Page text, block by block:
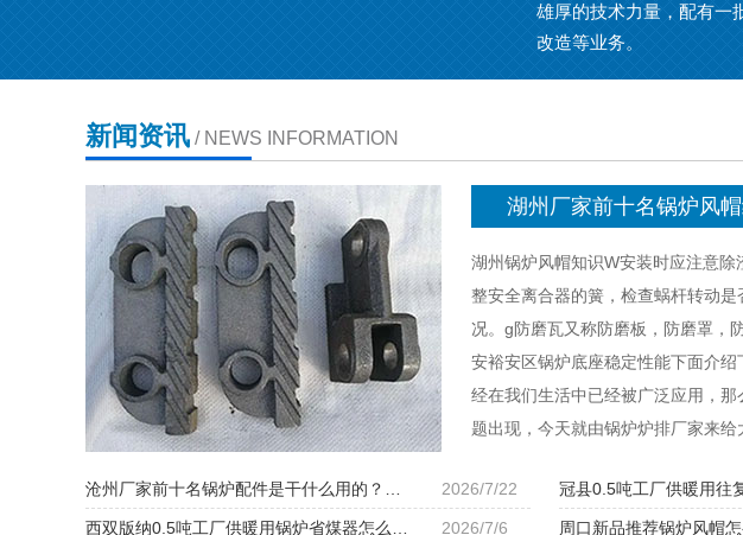
雄厚的技术力量，配有一
改造等业务。
新闻资讯 / NEWS INFORMATION
湖州厂家前十名锅炉风
湖州锅炉风帽知识W安装时应注意
整安全离合器的簧，检查蜗杆转动
况。g防磨瓦又称防磨板，防磨罩，
安裕安区锅炉底座稳定性能下面介
经在我们生活中已经被广泛应用，
题出现，今天就由锅炉炉排厂家来给
沧州厂家前十名锅炉配件是干什么用的？… 2026/7/22 冠县0.5吨工厂供暖用往
西双版纳0.5吨工厂供暖用锅炉省煤器怎么… 2026/7/6 周口新品推荐锅炉风帽